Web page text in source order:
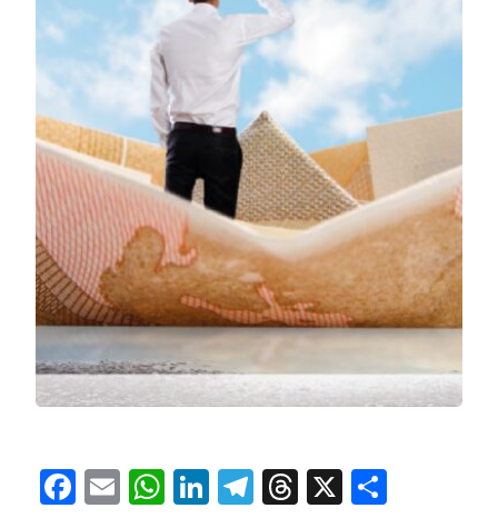
Facebook
EmailWhatsApp
LinkedIn
Telegram
Threads
X